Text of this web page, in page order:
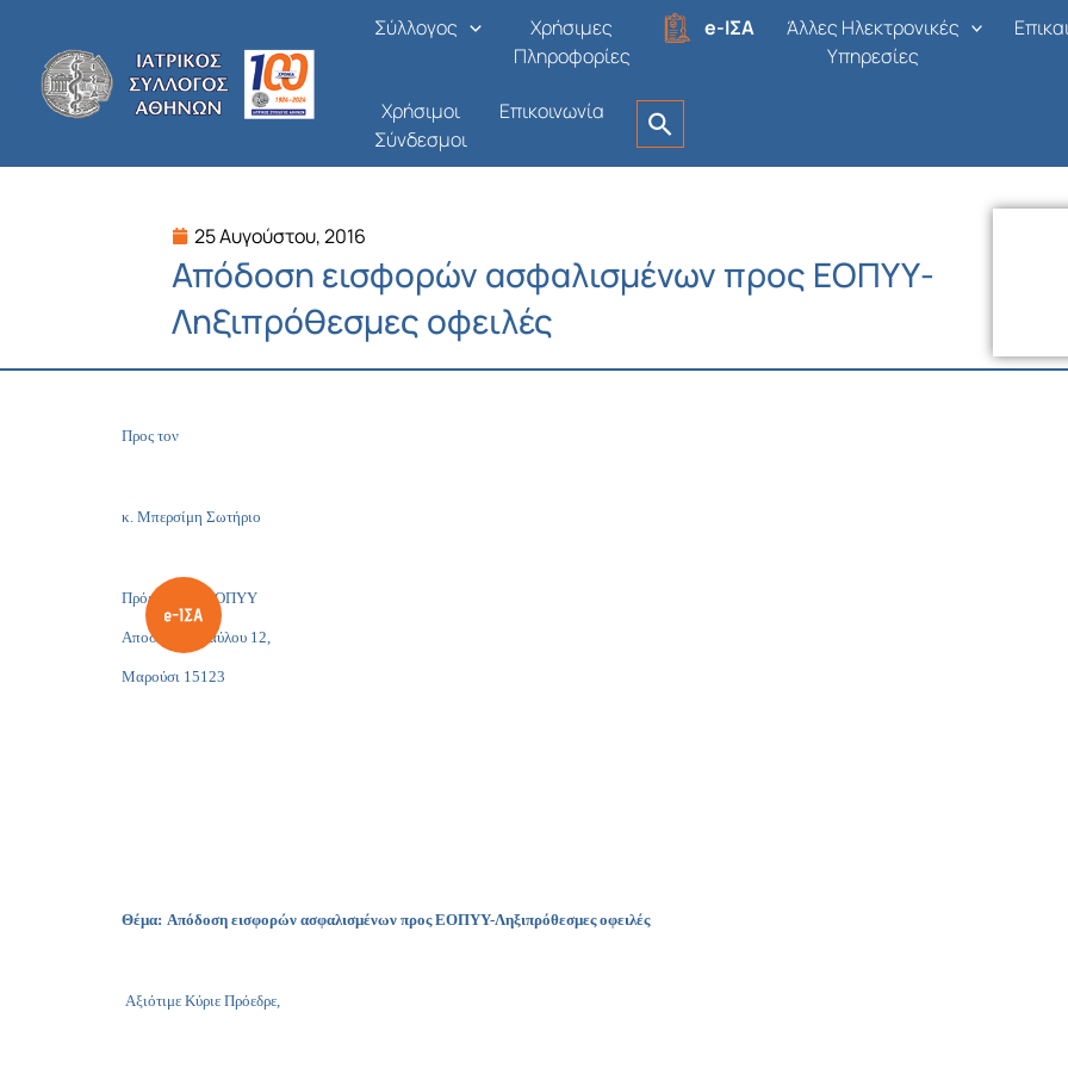
περιεχόμενο
Σύλλογος
Χρήσιμες
Πληροφορίες
e-ΙΣΑ
Άλλες Ηλεκτρονικές
Υπηρεσίες
Χρήσιμοι
Σύνδεσμοι
Επικοινωνία
25 Αυγούστου, 2016
Απόδοση εισφορών ασφαλισμένων προς ΕΟΠΥΥ-
Ληξιπρόθεσμες οφειλές
Προς τον
κ. Μπερσίμη Σωτήριο
Πρόεδρο του ΕΟΠΥΥ
Αποστόλου Παύλου 12,
Μαρούσι 15123
Θέμα: Απόδοση εισφορών ασφαλισμένων προς ΕΟΠΥΥ-Ληξιπρόθεσμες οφειλές
Αξιότιμε Κύριε Πρόεδρε,